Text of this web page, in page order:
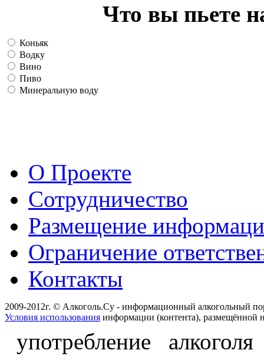
Что вы пьете
Коньяк
Водку
Вино
Пиво
Минеральную воду
О Проекте
Сотрудничество
Размещение
Ограничение
Контакты
2009-2012г. © Алкоголь.Су - информационный алкогольный
Условия использования информации (контента), размещённой
употребление